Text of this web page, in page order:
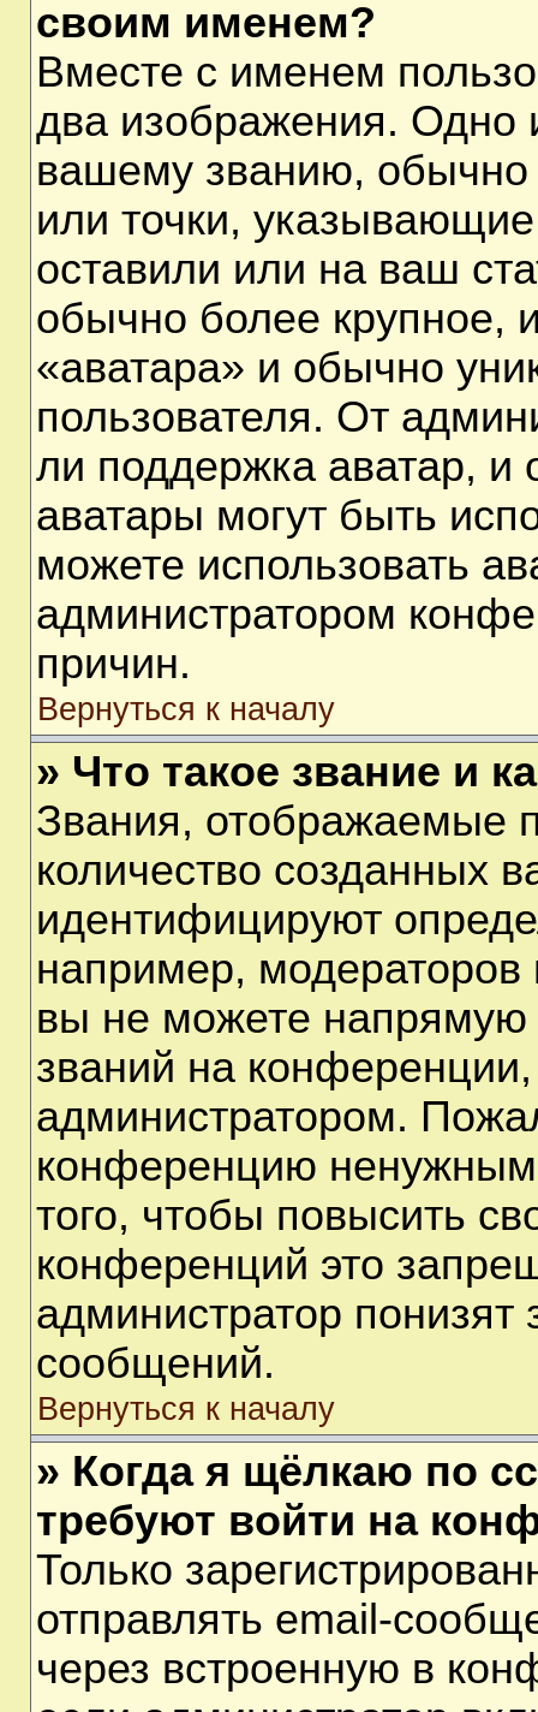
своим именем?
Вместе с именем
два изображения. Одно
вашему званию, обычно
или точки,
оставили или на ваш
обычно более крупное,
«аватара» и обычно
пользователя. От
ли поддержка аватар, и
аватары могут быть
можете использовать
администратором
причин.
Вернуться к началу
» Что такое звание и
Звания, отображаемые
количество созданных
идентифицируют
например,
вы не можете напрямую
званий на
администратором.
конференцию
того, чтобы повысить
конференций это
администратор понизят
сообщений.
Вернуться к началу
» Когда я щёлкаю по
требуют войти на
Только
отправлять email-
через встроенную в